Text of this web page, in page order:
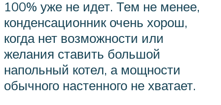
100% уже не идет. Тем не менее,
конденсационник очень хорош,
когда нет возможности или
желания ставить большой
напольный котел, а мощности
обычного настенного не хватает.